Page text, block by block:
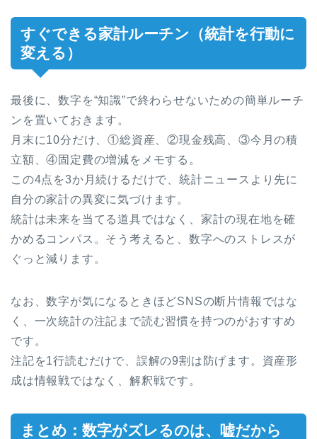
すぐできる家計ルーチン（統計を行動に
変える）
最後に、数字を“知識”で終わらせないための簡単ルーチ
ンを置いておきます。
月末に10分だけ、①総資産、②現金残高、③今月の積
立額、④固定費の増減をメモする。
この4点を3か月続けるだけで、統計ニュースより先に
自分の家計の異変に気づけます。
統計は未来を当てる道具ではなく、家計の現在地を確
かめるコンパス。そう考えると、数字へのストレスが
ぐっと減ります。
なお、数字が気になるときほどSNSの断片情報ではな
く、一次統計の注記まで読む習慣を持つのがおすすめ
です。
注記を1行読むだけで、誤解の9割は防げます。資産形
成は情報戦ではなく、解釈戦です。
まとめ：数字がズレるのは、嘘だから